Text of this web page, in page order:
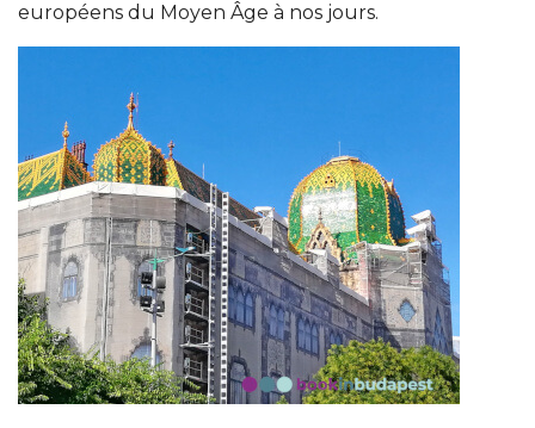
européens du Moyen Âge à nos jours.